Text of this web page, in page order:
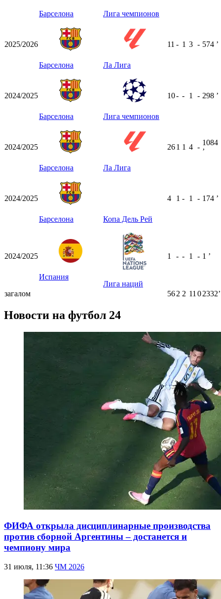
Барселона Лига чемпионов
2025/2026
Барселона Ла Лига
11 - 1 3 - 574 ʼ
2024/2025
Барселона Лига чемпионов
10- - 1 - 298 ʼ
2024/2025
Барселона Ла Лига
261 1 4 -
1084
ʼ
2024/2025
Барселона Копа Дель Рей
4 1 - 1 - 174 ʼ
2024/2025
Испания
Лига наций
1 - - 1 - 1 ʼ
загалом 562 2 11 02332ʼ
Новости на футбол 24
ФИФА открыла дисциплинарные производства
против сборной Аргентины – достанется и
чемпиону мира
31 июля, 11:36 ЧМ 2026